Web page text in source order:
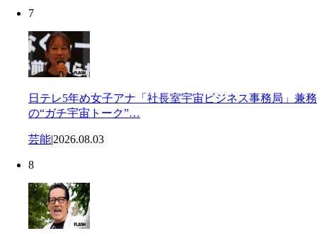
7
日テレ5年め女子アナ「社長室宇宙ビジネス事務局」兼務
の“ガチ宇宙トーク”…
芸能|2026.08.03
8